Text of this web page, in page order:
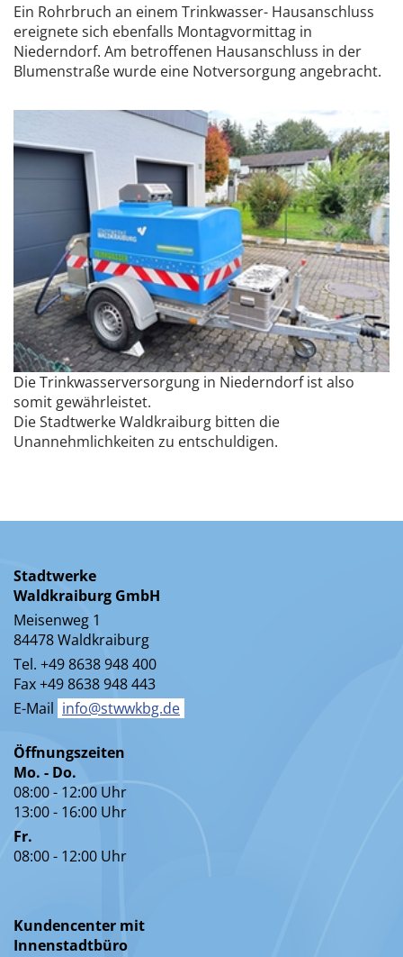
Ein Rohrbruch an einem Trinkwasser- Hausanschluss
ereignete sich ebenfalls Montagvormittag in
Niederndorf. Am betroffenen Hausanschluss in der
Blumenstraße wurde eine Notversorgung angebracht.
Die Trinkwasserversorgung in Niederndorf ist also
somit gewährleistet.
Die Stadtwerke Waldkraiburg bitten die
Unannehmlichkeiten zu entschuldigen.
Stadtwerke
Waldkraiburg GmbH
Meisenweg 1
84478 Waldkraiburg
Tel. +49 8638 948 400
Fax +49 8638 948 443
E-Mail info@stwwkbg.de
Öffnungszeiten
Mo. - Do.
08:00 - 12:00 Uhr
13:00 - 16:00 Uhr
Fr.
08:00 - 12:00 Uhr
Kundencenter mit
Innenstadtbüro